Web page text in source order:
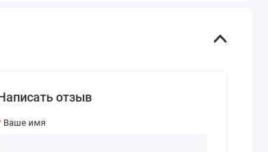
отзыв
Ваше имя